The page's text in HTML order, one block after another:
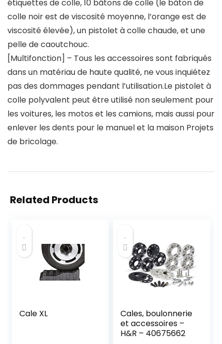
étiquettes de colle, 10 bâtons de colle (le bâton de
colle noir est de viscosité moyenne, l’orange est de
viscosité élevée), un pistolet à colle chaude, et une
pelle de caoutchouc.
[Multifonction] – Tous les accessoires sont fabriqués
dans un matériau de haute qualité, ne vous inquiétez
pas des dommages pendant l’utilisation.Le pistolet à
colle polyvalent peut être utilisé non seulement pour
les voitures, les motos et les camions, mais aussi pour
enlever les dents pour le manuel et la maison Projets
de bricolage.
Related Products
Cale XL
Cales, boulonnerie
et accessoires –
H&R – 40675662